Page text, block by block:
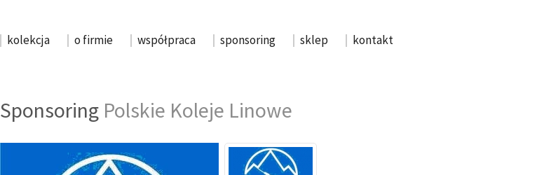
kolekcja o firmie współpraca sponsoring sklep kontakt
Sponsoring Polskie Koleje Linowe